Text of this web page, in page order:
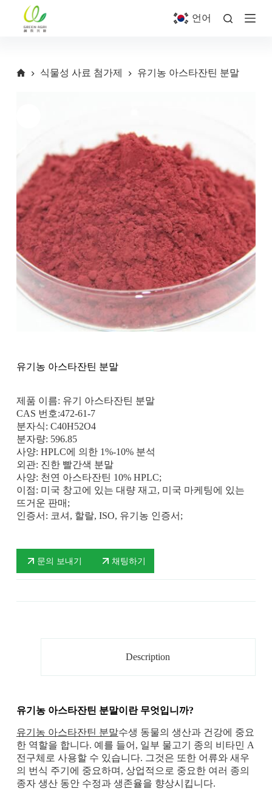
언어
식물성 사료 첨가제 유기농 아스타잔틴 분말
유기농 아스타잔틴 분말
제품 이름: 유기 아스타잔틴 분말
CAS 번호:472-61-7
분자식: C40H52O4
분자량: 596.85
사양: HPLC에 의한 1%-10% 분석
외관: 진한 빨간색 분말
사양: 천연 아스타잔틴 10% HPLC;
이점: 미국 창고에 있는 대량 재고, 미국 마케팅에 있는
뜨거운 판매;
인증서: 코셔, 할랄, ISO, 유기농 인증서;
문의 보내기 채팅하기
Description
유기농 아스타잔틴 분말이란 무엇입니까?
유기농 아스타잔틴 분말수생 동물의 생산과 건강에 중요
한 역할을 합니다. 예를 들어, 일부 물고기 종의 비타민 A
전구체로 사용할 수 있습니다. 그것은 또한 어류와 새우
의 번식 주기에 중요하며, 상업적으로 중요한 여러 종의
종자 생산 동안 수정과 생존율을 향상시킵니다.